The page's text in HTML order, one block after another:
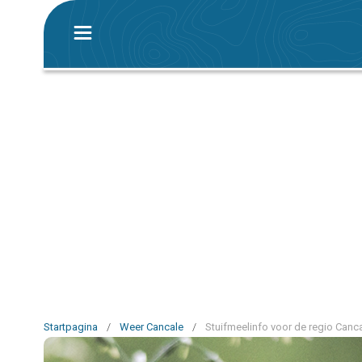
Startpagina / Weer Cancale / Stuifmeelinfo voor de regio